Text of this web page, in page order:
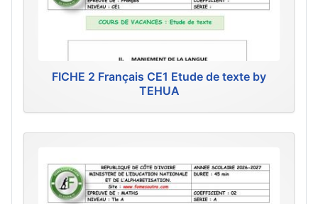
FICHE 2 Français CE1 Etude de texte by
TEHUA